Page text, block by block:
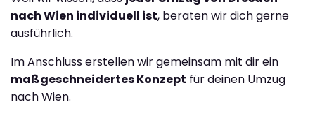
nach Wien individuell ist, beraten wir dich gerne
ausführlich.
Im Anschluss erstellen wir gemeinsam mit dir ein
maßgeschneidertes Konzept für deinen Umzug
nach Wien.